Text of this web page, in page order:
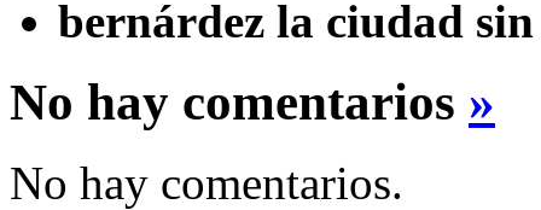
bernárdez la ciudad
No hay comentarios »
No hay comentarios.